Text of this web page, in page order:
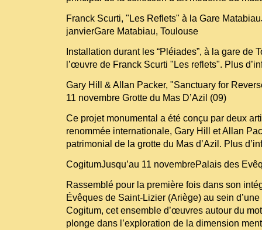
Franck Scurti, "Les Reflets" à la Gare
janvierGare Matabiau, Toulouse
Installation durant les “Pléiades”, à la gare de
l’œuvre de Franck Scurti "Les reflets". Plus
Gary Hill & Allan Packer, "Sanctuary for
11 novembre Grotte du Mas D’Azil (09)
Ce projet monumental a été conçu par deux
renommée internationale, Gary Hill et Allan
patrimonial de la grotte du Mas d’Azil. Plus
CogitumJusqu’au 11 novembrePalais des
Rassemblé pour la première fois dans son
Évêques de Saint-Lizier (Ariège) au sein
Cogitum, cet ensemble d’œuvres autour du
plonge dans l’exploration de la dimension